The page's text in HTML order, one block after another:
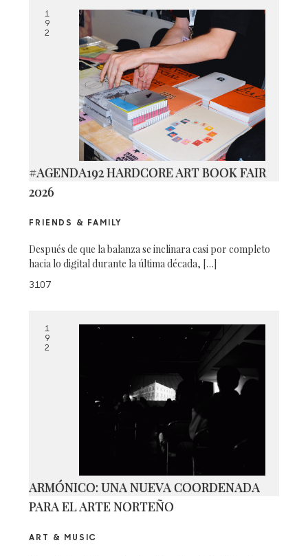
1
9
2
#AGENDA192 HARDCORE ART BOOK FAIR
2026
FRIENDS & FAMILY
Después de que la balanza se inclinara casi por completo
hacia lo digital durante la última década, […]
3107
1
9
2
ARMÓNICO: UNA NUEVA COORDENADA
PARA EL ARTE NORTEÑO
ART & MUSIC